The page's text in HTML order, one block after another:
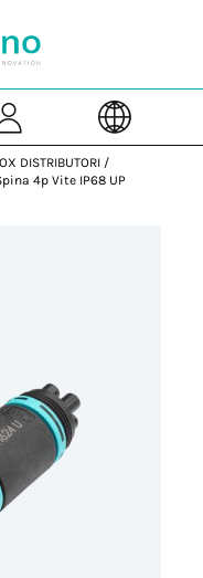
DISTRIBUTORI /
4p Vite IP68 UP